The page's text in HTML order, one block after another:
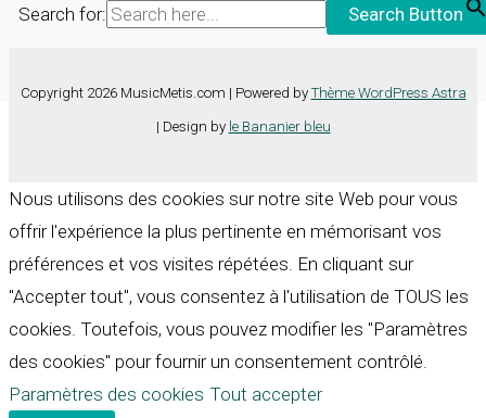
Search for: Search Button
Copyright 2026 MusicMetis.com | Powered by Thème WordPress Astra
| Design by le Bananier bleu
Nous utilisons des cookies sur notre site Web pour vous
offrir l'expérience la plus pertinente en mémorisant vos
préférences et vos visites répétées. En cliquant sur
"Accepter tout", vous consentez à l'utilisation de TOUS les
cookies. Toutefois, vous pouvez modifier les "Paramètres
des cookies" pour fournir un consentement contrôlé.
Paramètres des cookies Tout accepter